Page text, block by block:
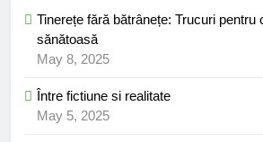
Tinerețe fără bătrânețe: Trucuri pentru
sănătoasă
May 8, 2025
Între fictiune si realitate
May 5, 2025